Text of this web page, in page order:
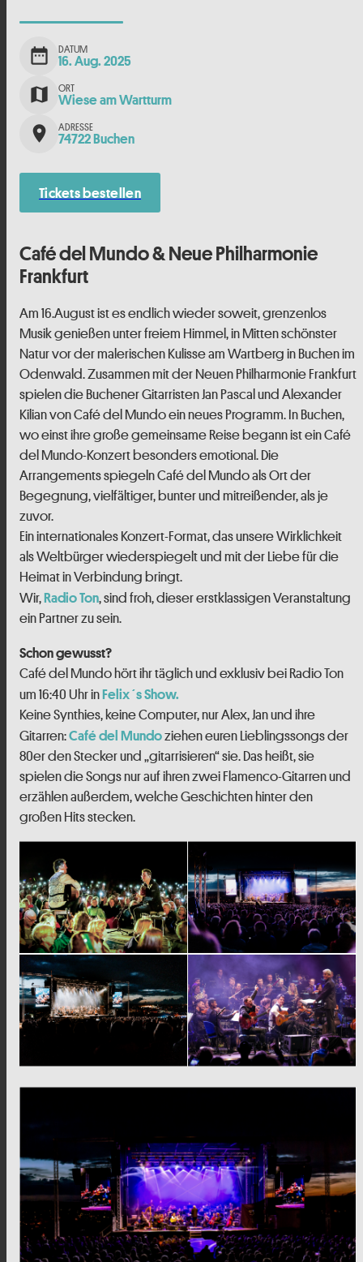
date_range DATUM
16. Aug. 2025
map ORT
Wiese am Wartturm
place ADRESSE
74722 Buchen
Tickets bestellen
Café del Mundo & Neue Philharmonie
Frankfurt
Am 16.August ist es endlich wieder soweit, grenzenlos
Musik genießen unter freiem Himmel, in Mitten schönster
Natur vor der malerischen Kulisse am Wartberg in Buchen im
Odenwald. Zusammen mit der Neuen Philharmonie Frankfurt
spielen die Buchener Gitarristen Jan Pascal und Alexander
Kilian von Café del Mundo ein neues Programm. In Buchen,
wo einst ihre große gemeinsame Reise begann ist ein Café
del Mundo-Konzert besonders emotional. Die
Arrangements spiegeln Café del Mundo als Ort der
Begegnung, vielfältiger, bunter und mitreißender, als je
zuvor.
Ein internationales Konzert-Format, das unsere Wirklichkeit
als Weltbürger wiederspiegelt und mit der Liebe für die
Heimat in Verbindung bringt.
Wir,Radio Ton, sind froh, dieser erstklassigen Veranstaltung
ein Partner zu sein.
Schon gewusst?
Café del Mundo hört ihr täglich und exklusiv bei Radio Ton
um 16:40 Uhr inFelix´s Show.
Keine Synthies, keine Computer, nur Alex, Jan und ihre
Gitarren:Café del Mundoziehen euren Lieblingssongs der
80er den Stecker und „gitarrisieren“ sie. Das heißt, sie
spielen die Songs nur auf ihren zwei Flamenco-Gitarren und
erzählen außerdem, welche Geschichten hinter den
großen Hits stecken.